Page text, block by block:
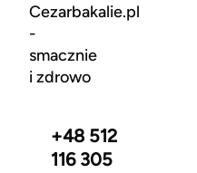
Cezarbakalie.pl
-
smacznie
i zdrowo
+48 512
116 305